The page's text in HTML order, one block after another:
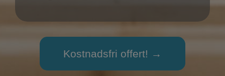
Kostnadsfri offert! →